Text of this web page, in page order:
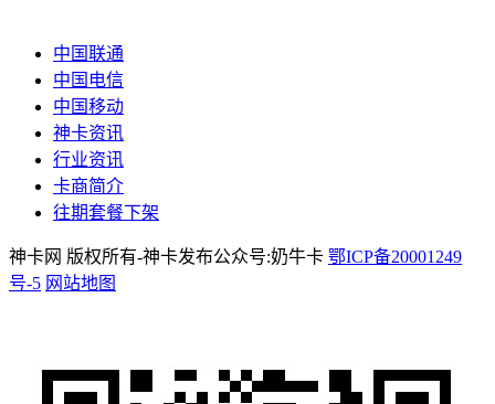
中国联通
中国电信
中国移动
神卡资讯
行业资讯
卡商简介
往期套餐下架
神卡网 版权所有-神卡发布公众号:奶牛卡 鄂ICP备20001249
号-5 网站地图